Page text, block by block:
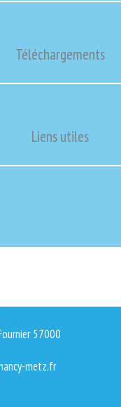
Téléchargements
Liens utiles
57000
metz.fr